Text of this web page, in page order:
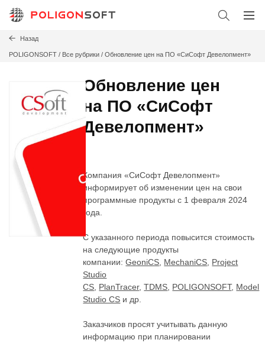
Назад
POLIGONSOFT / Все рубрики / Обновление цен на ПО «СиСофт Девелопмент»
Обновление цен
на ПО «СиСофт
Девелопмент»
Компания «СиСофт Девелопмент»
информирует об изменении цен на свои
программные продукты с 1 февраля 2024
года.
С указанного периода повысится стоимость
на следующие продукты
компании:GeoniCS MechaniCS Project
Studio
CS PlanTracer,TDMS POLIGONSOFT, Model
Studio CS и др.
Заказчиков просят учитывать данную
информацию при планировании